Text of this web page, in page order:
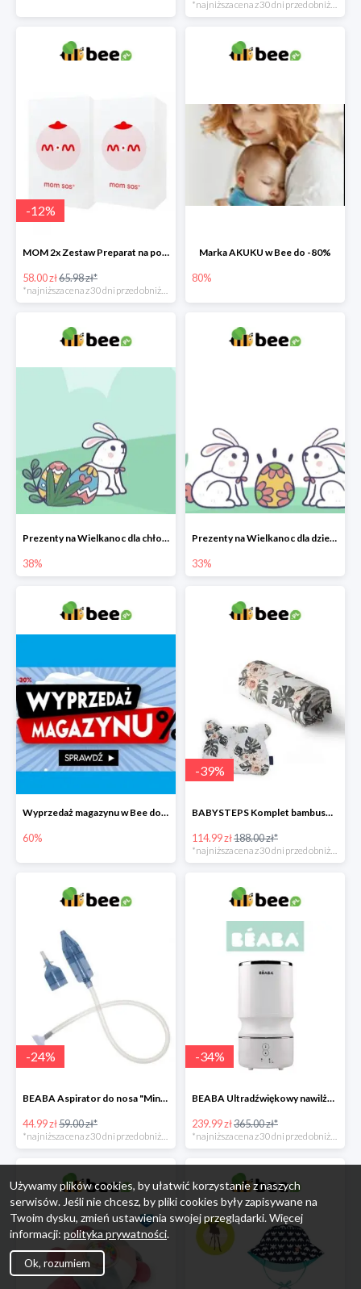
-12%
MOM 2x Zestaw Preparat na poprawę laktacji na mleku słodowym -12%
58.00 zł65.98 zł*
*najniższa cena z 30 dni przed obniżką
Marka AKUKU w Bee do -80%
80%
Prezenty na Wielkanoc dla chłopców w Bee do -38%
38%
Prezenty na Wielkanoc dla dziewczynek w Bee do -33%
33%
Wyprzedaż magazynu w Bee do -60%
60%
-39%
BABYSTEPS Komplet bambusowy poduszka i otulacz M Pustynne kwiaty -39%
114.99 zł188.00 zł*
-24%
BEABA Aspirator do nosa "Minidoo" -24%
44.99 zł59.00 zł*
*najniższa cena z 30 dni przed obniżką
-34%
BEABA Ultradźwiękowy nawilżacz powietrza White -34%
239.99 zł365.00 zł*
*najniższa cena z 30 dni przed obniżką
Używamy plików cookies, by ułatwić korzystanie z naszych
serwisów. Jeśli nie chcesz, by pliki cookies były zapisywane na
Twoim dysku, zmień ustawienia swojej przeglądarki. Więcej
informacji: polityka prywatności.
Ok, rozumiem